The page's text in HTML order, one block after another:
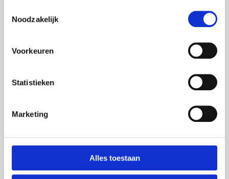
Noodzakelijk
Voorkeuren
Statistieken
Marketing
Alles toestaan
Seizoensgroenten
Ontvang onze recepten, nieuwtjes en meer!
E-